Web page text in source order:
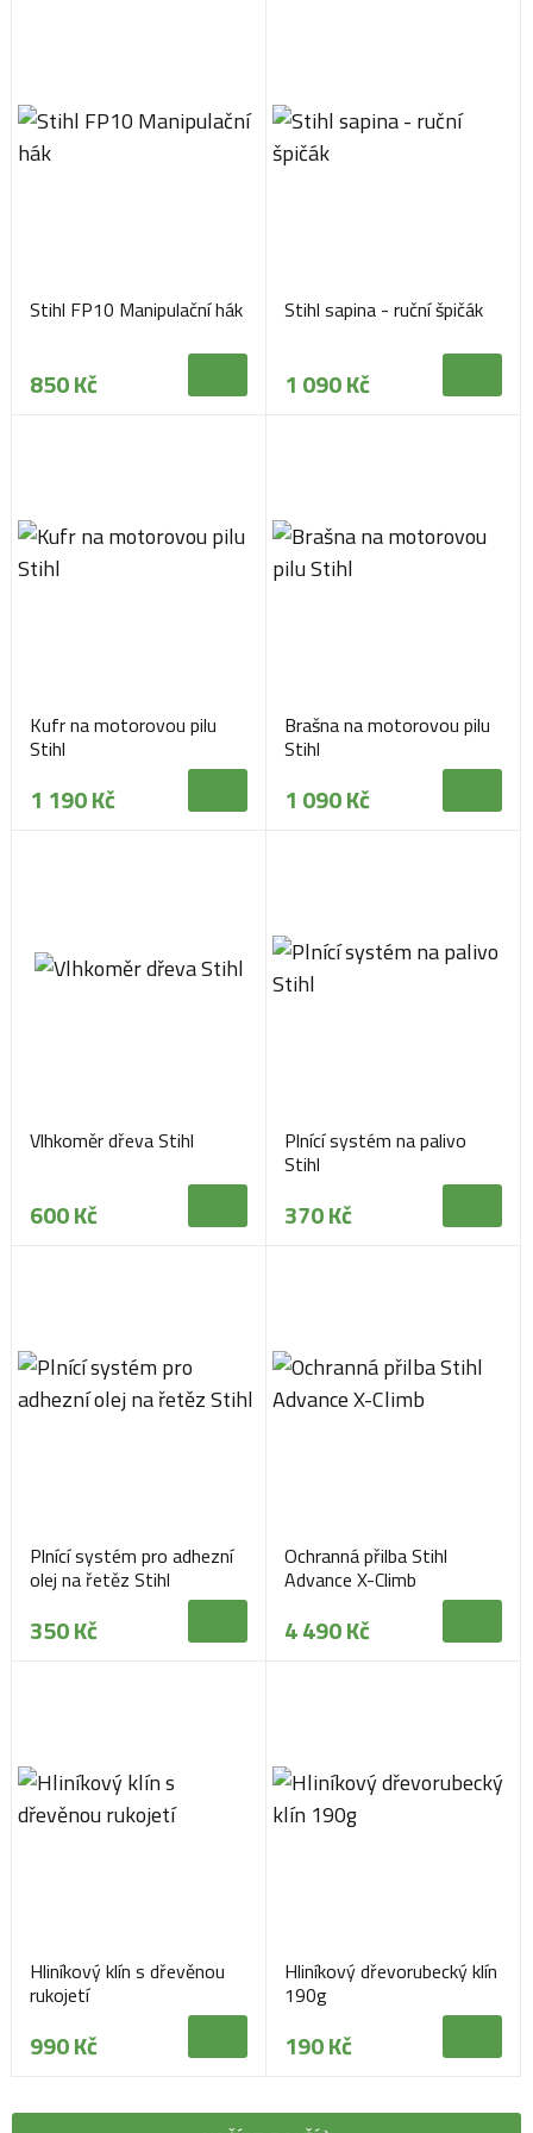
Stihl FP10 Manipulační hák
850 Kč
Stihl sapina - ruční špičák
1 090 Kč
Kufr na motorovou pilu
Stihl
1 190 Kč
Brašna na motorovou pilu
Stihl
1 090 Kč
Vlhkoměr dřeva Stihl
600 Kč
Plnící systém na palivo
Stihl
370 Kč
Plnící systém pro adhezní
olej na řetěz Stihl
350 Kč
Ochranná přilba Stihl
Advance X-Climb
4 490 Kč
Hliníkový klín s dřevěnou
rukojetí
990 Kč
Hliníkový dřevorubecký klín
190g
190 Kč